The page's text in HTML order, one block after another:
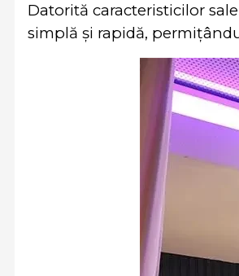
Datorită caracteristicilor
simplă și rapidă,